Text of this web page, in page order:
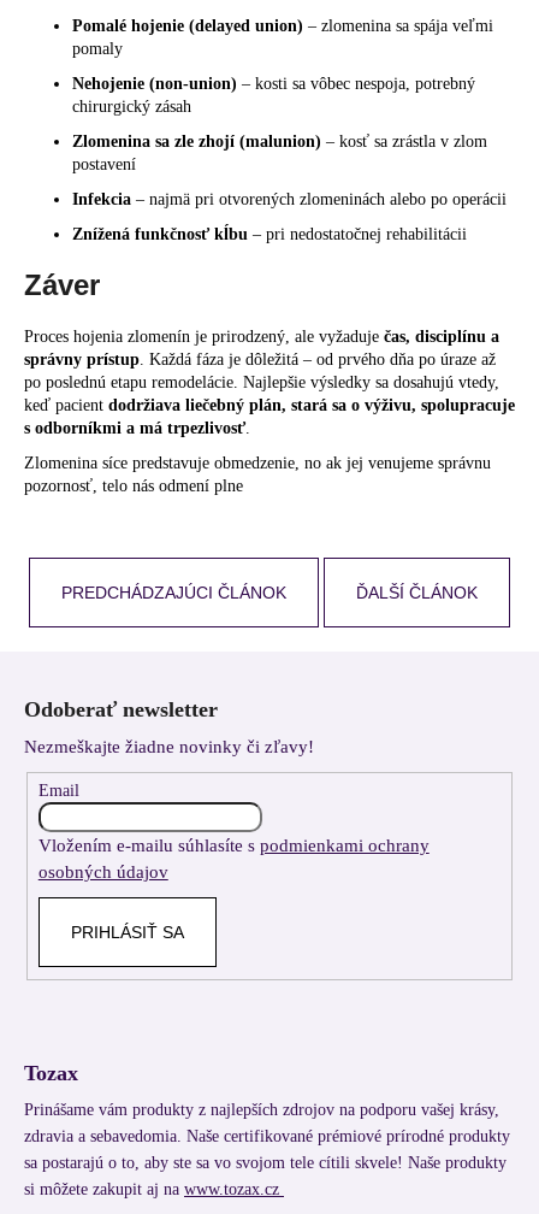
Pomalé hojenie (delayed union) – zlomenina sa spája veľmi
pomaly
Nehojenie (non-union) – kosti sa vôbec nespoja, potrebný
chirurgický zásah
Zlomenina sa zle zhojí (malunion) – kosť sa zrástla v zlom
postavení
Infekcia – najmä pri otvorených zlomeninách alebo po operácii
Znížená funkčnosť kĺbu – pri nedostatočnej rehabilitácii
Záver
Proces hojenia zlomenín je prirodzený, ale vyžaduje čas, disciplínu a
správny prístup . Každá fáza je dôležitá – od prvého dňa po úraze až
po poslednú etapu remodelácie. Najlepšie výsledky sa dosahujú vtedy,
keď pacient dodržiava liečebný plán, stará sa o výživu, spolupracuje
s odborníkmi a má trpezlivosť.
Zlomenina síce predstavuje obmedzenie, no ak jej venujeme správnu
pozornosť, telo nás odmení plne
PREDCHÁDZAJÚCI ČLÁNOK ĎALŠÍ ČLÁNOK
Odoberať newsletter
Nezmeškajte žiadne novinky či zľavy!
Email
Vložením e-mailu súhlasíte s podmienkami ochrany
osobných údajov
PRIHLÁSIŤ SA
Tozax
Prinášame vám produkty z najlepších zdrojov na podporu vašej krásy,
zdravia a sebavedomia. Naše certifikované prémiové prírodné produkty
sa postarajú o to, aby ste sa vo svojom tele cítili skvele! Naše produkty
si môžete zakupit aj na www.tozax.cz